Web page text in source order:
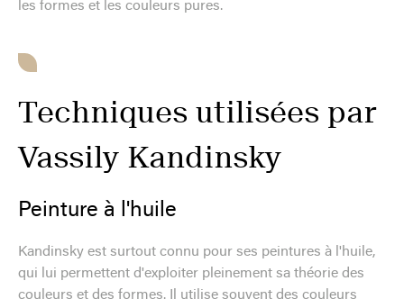
les formes et les couleurs pures.
Techniques utilisées par
Vassily Kandinsky
Peinture à l'huile
Kandinsky est surtout connu pour ses peintures à l'huile,
qui lui permettent d'exploiter pleinement sa théorie des
couleurs et des formes. Il utilise souvent des couleurs